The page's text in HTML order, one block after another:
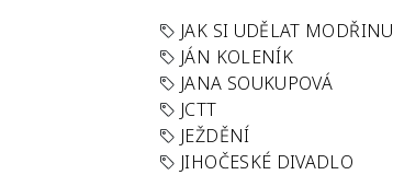
JAK SI UDĚLAT MODŘINU
JÁN KOLENÍK
JANA SOUKUPOVÁ
JCTT
JEŽDĚNÍ
JIHOČESKÉ DIVADLO